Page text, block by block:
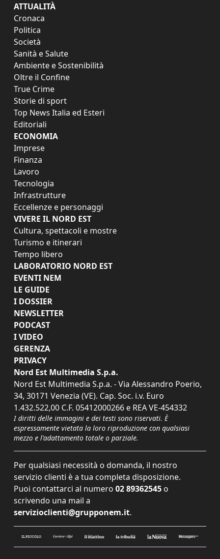
ATTUALITÀ
Cronaca
Politica
Società
Sanità e Salute
Ambiente e Sostenibilità
Oltre il Confine
True Crime
Storie di sport
Top News Italia ed Esteri
Editoriali
ECONOMIA
Imprese
Finanza
Lavoro
Tecnologia
Infrastrutture
Eccellenze e personaggi
VIVERE IL NORD EST
Cultura, spettacoli e mostre
Turismo e itinerari
Tempo libero
LABORATORIO NORD EST
EVENTI NEM
LE GUIDE
I DOSSIER
NEWSLETTER
PODCAST
I VIDEO
GERENZA
PRIVACY
Nord Est Multimedia S.p.a.
Nord Est Multimedia S.p.a. - Via Alessandro Poerio,
34, 30171 Venezia (VE). Cap. Soc. i.v. Euro
1.432.522,00 C.F. 05412000266 e REA VE-454332
I diritti delle immagini e dei testi sono riservati. È
espressamente vietata la loro riproduzione con qualsiasi
mezzo e l'adattamento totale o parziale.
Per qualsiasi necessità o domanda, il nostro
servizio clienti è a tua completa disposizione.
Puoi contattarci al numero 02 89362545 o
scrivendo una mail a
servizioclienti@grupponem.it.